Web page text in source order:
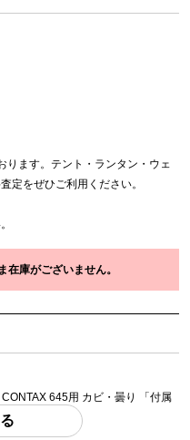
ります。テント・ランタン・ウェ
定をぜひご利用ください。
在庫がございません。
645用 カビ・曇り 「付属